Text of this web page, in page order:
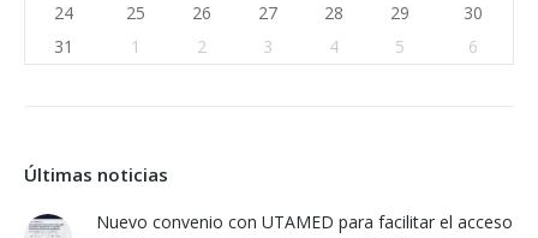
24
25 26 27 28 29
30
31
1 2 3 4 5 6
Últimas noticias
Nuevo convenio con UTAMED para facilitar el acceso